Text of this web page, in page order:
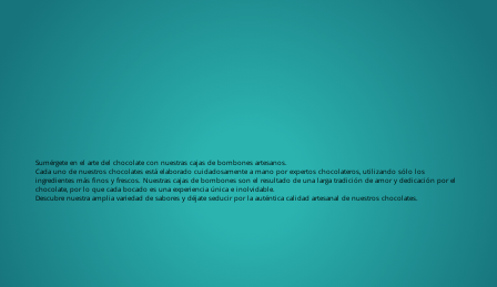
Sumérgete en el arte del chocolate con nuestras cajas de bombones artesanos.
Cada uno de nuestros chocolates está elaborado cuidadosamente a mano por expertos chocolateros, utilizando sólo los
ingredientes más finos y frescos. Nuestras cajas de bombones son el resultado de una larga tradición de amor y dedicación por el
chocolate, por lo que cada bocado es una experiencia única e inolvidable.
Descubre nuestra amplia variedad de sabores y déjate seducir por la auténtica calidad artesanal de nuestros chocolates.